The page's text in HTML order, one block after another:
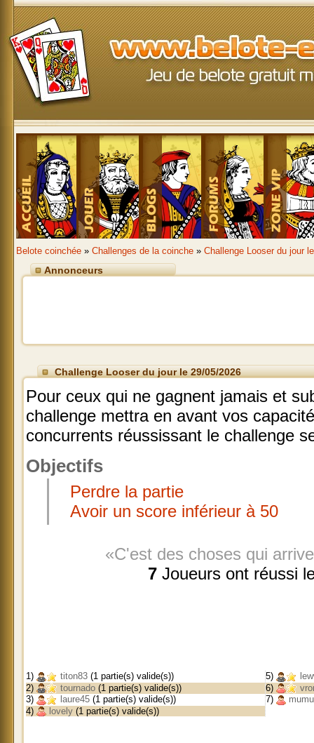
Belote coinchée » Challenges de la coinche » Challenge Looser du jour
Annonceurs
Challenge Looser du jour le 29/05/2026
Pour ceux qui ne gagnent jamais et
challenge mettra en avant vos
concurrents réussissant le challenge
Objectifs
Perdre la partie
Avoir un score inférieur à 50
«C'est des choses qui
7 Joueurs ont réussi
1) titon83 (1 partie(s) valide(s))
2)
tournado (1 partie(s) valide(s))
3)
laure45 (1 partie(s) valide(s))
4)
lovely (1 partie(s) valide(s))
5)
6)
7)